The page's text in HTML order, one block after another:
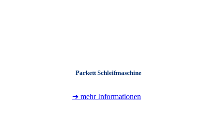
Parkett Schleifmaschine
➔ mehr Informationen